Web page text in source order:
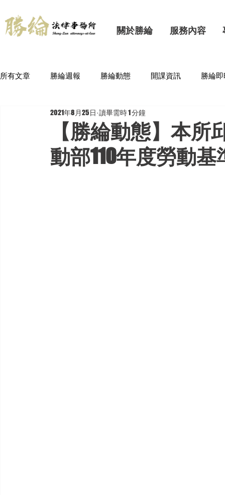
關於勝綸 服務內容
所有文章 勝綸週報 勝綸動態 開課資訊 勝綸
【勝綸動態】本
動部110年度勞動
2021年8月25日 讀畢需時 1 分鐘